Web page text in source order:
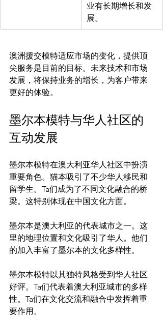
业有长期增长和发
展。
澳洲援交模特适应市场的变化，提供顶
尖服务是目前的目标。未来技术和市场
发展，将保持业务的增长，为客户带来
墨尔本模特与华人社区的
互动发展
墨尔本模特在澳大利亚华人社区中扮演
重要角色。猫本吸引了不少华人移民和
留学生。Ta们成为了不同文化融合的桥
梁。这特别体现在中国文化方面。
墨尔本是澳大利亚的代表城市之一。这
里的地理位置和文化吸引了华人。他们
的加入丰富了墨尔本的文化多样性。
墨尔本模特以其独特风格受到华人社区
好评。Ta们代表着澳大利亚城市的多样
性。Ta们在文化交流和融合中发挥着重
要作用。